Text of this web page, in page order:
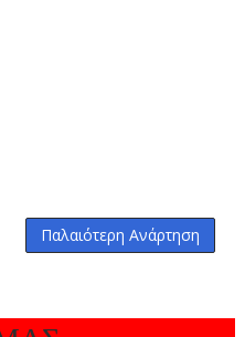
Παλαιότερη Ανάρτηση